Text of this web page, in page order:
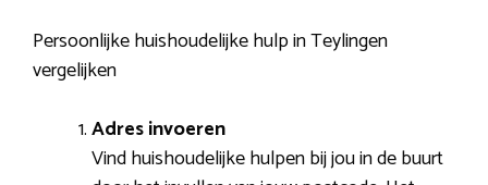
Persoonlijke huishoudelijke hulp in Teylingen
vergelijken
Adres invoeren
Vind huishoudelijke hulpen bij jou in de buurt